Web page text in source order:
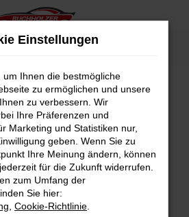
Fahrzeugsuche
Error
aufgetreten.
die dir helfen können:
Firewall und deine
zum Beispiel deine
Einstellungen
um Ihnen die bestmögliche
zu ermöglichen und unsere
zu verbessern. Wir
Ihre Präferenzen und
Marketing und Statistiken nur,
geben. Wenn Sie zu
Ihre Meinung ändern, können
für die Zukunft widerrufen.
zum Umfang der
Sie hier:
Cookie-Richtlinie